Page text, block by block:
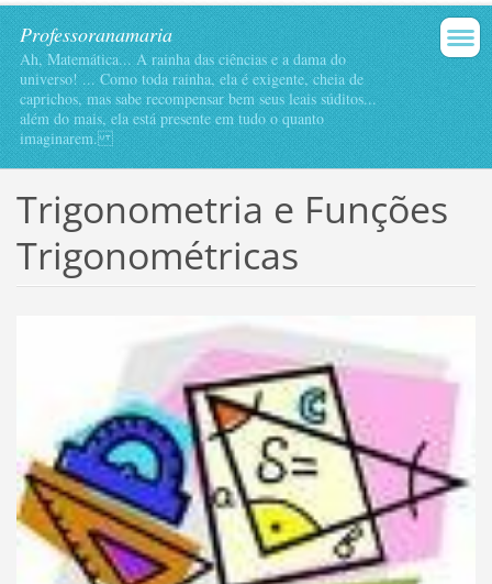
Professoranamaria
Ah, Matemática... A rainha das ciências e a dama do
universo! ... Como toda rainha, ela é exigente, cheia de
caprichos, mas sabe recompensar bem seus leais súditos...
além do mais, ela está presente em tudo o quanto
imaginarem.
Trigonometria e Funções
Trigonométricas